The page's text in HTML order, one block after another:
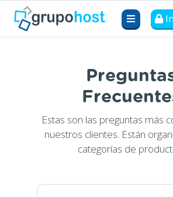
Estas son las preguntas más
nuestros clientes. Están
categorías de